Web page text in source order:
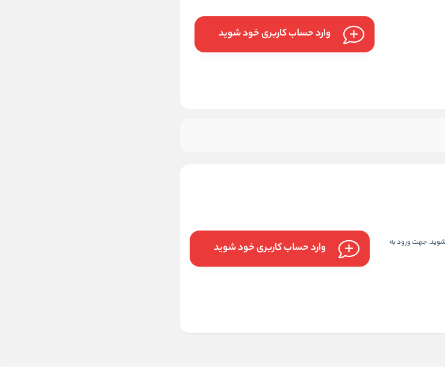
وارد حساب کاربری خود شوید
شوید. جهت ورود به
وارد حساب کاربری خود شوید